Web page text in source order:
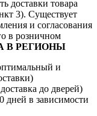
доставки товара
3). Существует
и согласования
в розничном
В РЕГИОНЫ
и
до дверей)
дней в зависимости